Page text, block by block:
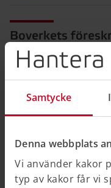
Samtycke
Denna webbplats
Vi använder kakor
typ av kakor får vi
Boverkets
nedan under
uppdelade i
återställningsbidrag